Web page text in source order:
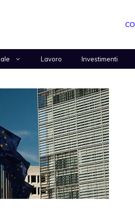
Lavoro Investimenti